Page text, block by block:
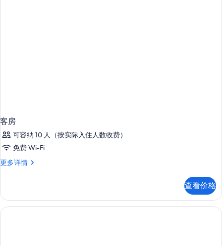
客房
可容纳 10 人（按实际入住人数收费）
免费 Wi-Fi
更多详情
客
信
息
查看价格